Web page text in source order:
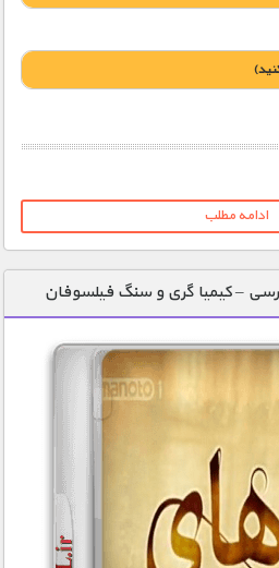
ادامه مطلب
– کیمیا گری و سنگ فیلسوفان